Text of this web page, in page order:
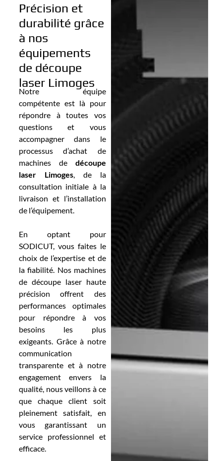
Précision et
durabilité grâce
à nos
équipements
de découpe
laser Limoges
Notre équipe
compétente est là pour
répondre à toutes vos
questions et vous
accompagner dans le
processus d’achat de
machines de découpe
laser Limoges, de la
consultation initiale à la
livraison et l’installation
de l’équipement.
En optant pour
SODICUT, vous faites le
choix de l’expertise et de
la fiabilité. Nos machines
de découpe laser haute
précision offrent des
performances optimales
pour répondre à vos
besoins les plus
exigeants. Grâce à notre
communication
transparente et à notre
engagement envers la
qualité, nous veillons à ce
que chaque client soit
pleinement satisfait, en
vous garantissant un
service professionnel et
efficace.